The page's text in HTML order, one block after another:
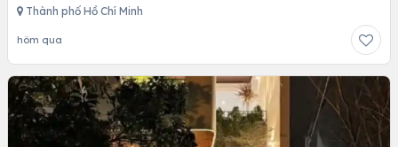
Thành phố Hồ Chí Minh
hôm qua